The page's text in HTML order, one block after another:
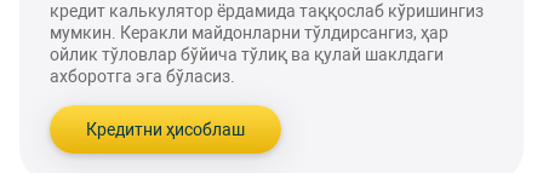
кредит калькулятор ёрдамида таққослаб кўришингиз
мумкин. Керакли майдонларни тўлдирсангиз, ҳар
ойлик тўловлар бўйича тўлиқ ва қулай шаклдаги
ахборотга эга бўласиз.
Кредитни ҳисоблаш